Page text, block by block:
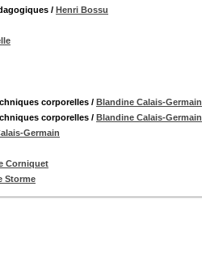
/ Henri Bossu
corporelles / Blandine Calais-Germain
corporelles / Blandine Calais-Germain
Germain
Corniquet
Storme